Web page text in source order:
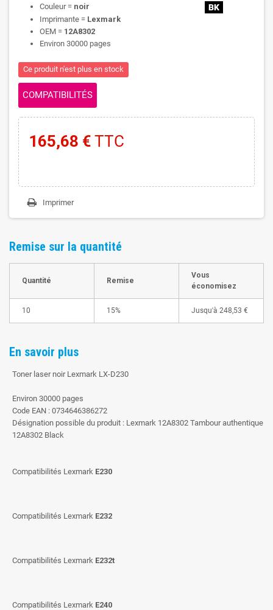
Couleur = noir
Imprimante = Lexmark
OEM = 12A8302
Environ 30000 pages
Ce produit n'est plus en stock
COMPATIBILITÉS
165,68 € TTC
Imprimer
Remise sur la quantité
Quantité Remise
Vous
économisez
10 15% Jusqu'à 248,53 €
En savoir plus
Toner laser noir Lexmark LX-D230
Environ 30000 pages
Code EAN : 0734646386272
Désignation possible du produit : Lexmark 12A8302 Tambour authentique
12A8302 Black
Compatibilités Lexmark E230
Compatibilités Lexmark E232
Compatibilités Lexmark E232t
Compatibilités Lexmark E240